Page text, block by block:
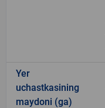
Yer
uchastkasining
maydoni (ga)